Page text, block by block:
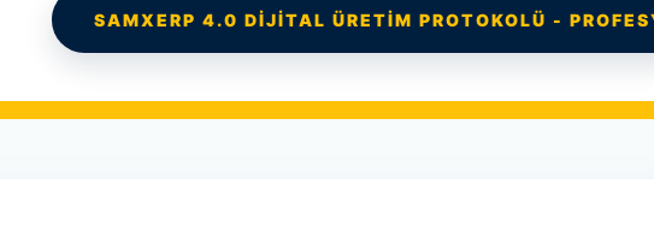
SAMXERP 4.0 DİJİTAL ÜRETİM PROTOKOLÜ -